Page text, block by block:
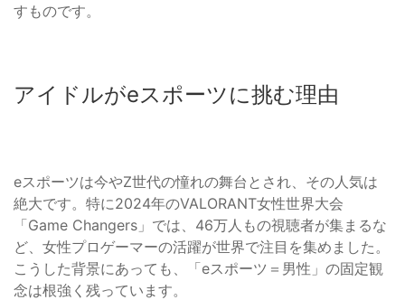
すものです。
アイドルがeスポーツに挑む理由
eスポーツは今やZ世代の憧れの舞台とされ、その人気は
絶大です。特に2024年のVALORANT女性世界大会
「Game Changers」では、46万人もの視聴者が集まるな
ど、女性プロゲーマーの活躍が世界で注目を集めました。
こうした背景にあっても、「eスポーツ＝男性」の固定観
念は根強く残っています。